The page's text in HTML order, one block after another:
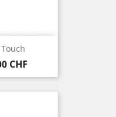
CHF